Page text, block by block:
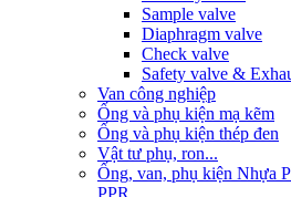
Sample valve
Diaphragm valve
Check valve
Safety valve &
Van công nghiệp
Ống và phụ kiện mạ kẽm
Ống và phụ kiện thép đen
Vật tư phụ, ron...
Ống, van, phụ kiện Nhựa
PPR